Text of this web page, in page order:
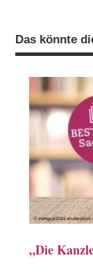
Das könnte
„Die